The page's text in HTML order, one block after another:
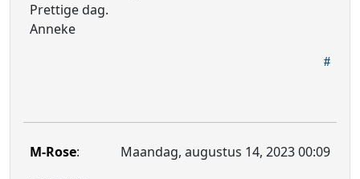
Prettige dag.
Anneke
M-Rose:
Maandag, augustus 14, 2023 00:09